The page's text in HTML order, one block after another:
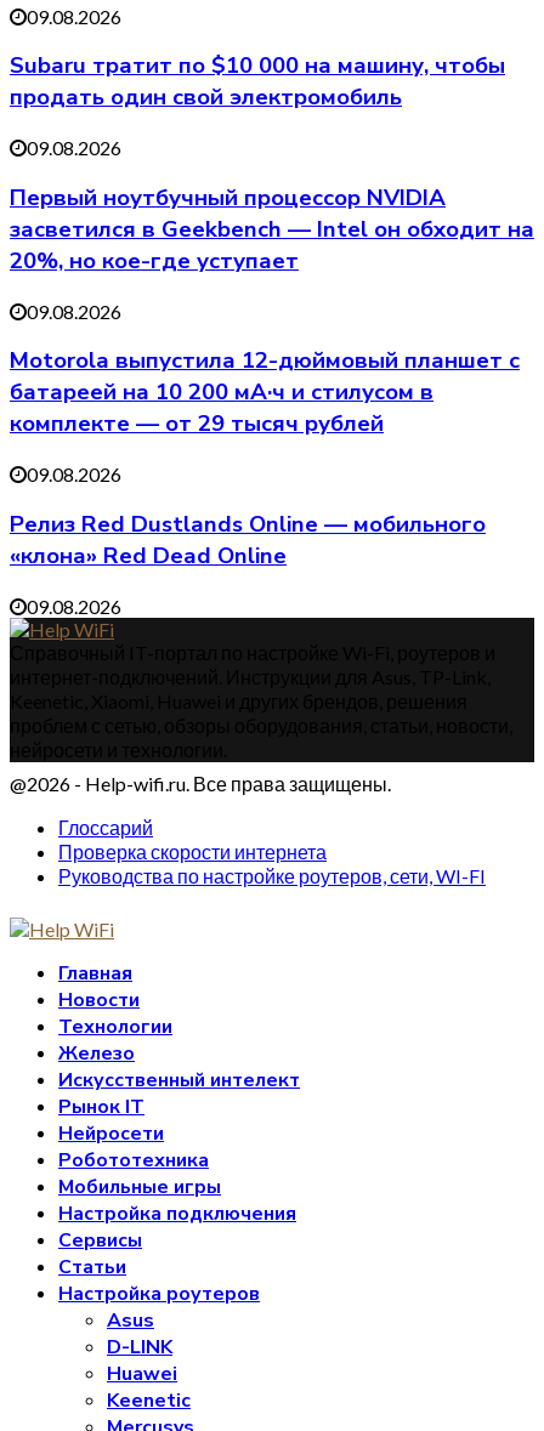
09.08.2026
Subaru тратит по $10 000 на машину, чтобы
продать один свой электромобиль
09.08.2026
Первый ноутбучный процессор NVIDIA
засветился в Geekbench — Intel он обходит на
20%, но кое-где уступает
09.08.2026
Motorola выпустила 12-дюймовый планшет с
батареей на 10 200 мА·ч и стилусом в
комплекте — от 29 тысяч рублей
09.08.2026
Релиз Red Dustlands Online — мобильного
«клона» Red Dead Online
09.08.2026
@2026 - Help-wifi.ru. Все права защищены.
Глоссарий
Проверка скорости интернета
Руководства по настройке роутеров, сети, WI-FI
Главная
Новости
Технологии
Железо
Искусственный интелект
Рынок IT
Нейросети
Робототехника
Мобильные игры
Настройка подключения
Сервисы
Статьи
Настройка роутеров
Asus
D-LINK
Huawei
Keenetic